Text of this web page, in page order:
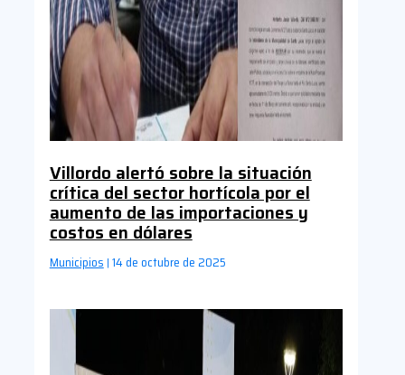
Villordo alertó sobre la situación
crítica del sector hortícola por el
aumento de las importaciones y
costos en dólares
Municipios | 14 de octubre de 2025